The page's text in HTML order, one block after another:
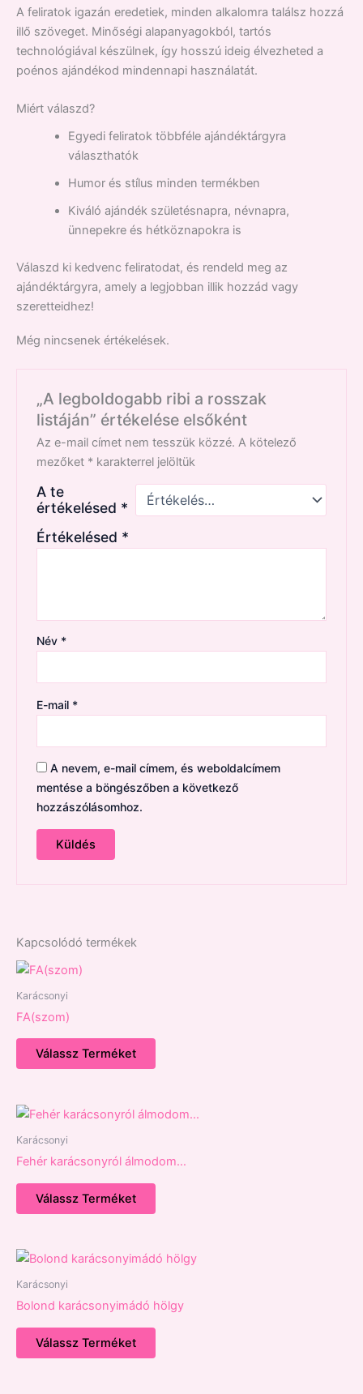
A feliratok igazán eredetiek, minden alkalomra találsz hozzá
illő szöveget. Minőségi alapanyagokból, tartós
technológiával készülnek, így hosszú ideig élvezheted a
poénos ajándékod mindennapi használatát.
Miért válaszd?
Egyedi feliratok többféle ajándéktárgyra
választhatók
Humor és stílus minden termékben
Kiváló ajándék születésnapra, névnapra,
ünnepekre és hétköznapokra is
Válaszd ki kedvenc feliratodat, és rendeld meg az
ajándéktárgyra, amely a legjobban illik hozzád vagy
szeretteidhez!
Még nincsenek értékelések.
„A legboldogabb ribi a rosszak
listáján” értékelése elsőként
Az e-mail címet nem tesszük közzé. A kötelező
mezőket * karakterrel jelöltük
A te
értékelésed *
Értékelésed *
Név *
E-mail *
A nevem, e-mail címem, és weboldalcímem
mentése a böngészőben a következő
hozzászólásomhoz.
Kapcsolódó termékek
Karácsonyi
FA(szom)
Válassz Terméket
Karácsonyi
Fehér karácsonyról álmodom…
Válassz Terméket
Karácsonyi
Bolond karácsonyimádó hölgy
Válassz Terméket